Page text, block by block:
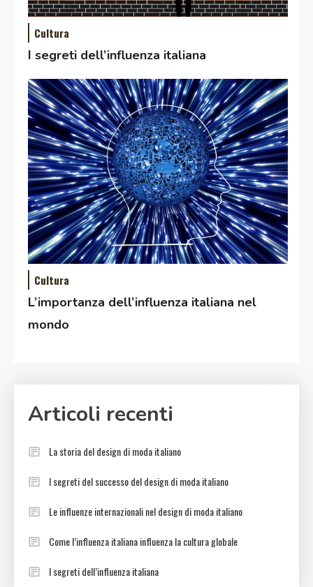
Cultura
I segreti dell’influenza italiana
Cultura
L’importanza dell’influenza italiana nel
mondo
Articoli recenti
La storia del design di moda italiano
I segreti del successo del design di moda italiano
Le influenze internazionali nel design di moda italiano
Come l’influenza italiana influenza la cultura globale
I segreti dell’influenza italiana